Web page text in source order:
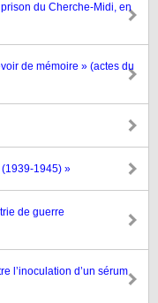
du Cherche-Midi, en
de mémoire » (actes du
1945) »
de guerre
l’inoculation d’un sérum